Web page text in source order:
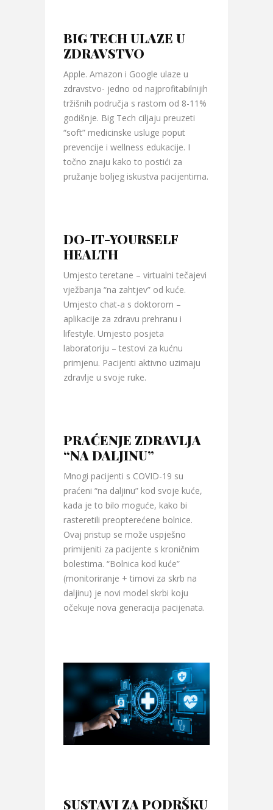
BIG TECH ULAZE U
ZDRAVSTVO
Apple. Amazon i Google ulaze u
zdravstvo- jedno od najprofitabilnijih
tržišnih područja s rastom od 8-11%
godišnje. Big Tech ciljaju preuzeti
“soft” medicinske usluge poput
prevencije i wellness edukacije. I
točno znaju kako to postići za
pružanje boljeg iskustva pacijentima.
DO-IT-YOURSELF
HEALTH
Umjesto teretane – virtualni tečajevi
vježbanja “na zahtjev” od kuće.
Umjesto chat-a s doktorom –
aplikacije za zdravu prehranu i
lifestyle. Umjesto posjeta
laboratoriju – testovi za kućnu
primjenu. Pacijenti aktivno uzimaju
zdravlje u svoje ruke.
PRAĆENJE ZDRAVLJA
“NA DALJINU”
Mnogi pacijenti s COVID-19 su
praćeni “na daljinu” kod svoje kuće,
kada je to bilo moguće, kako bi
rasteretili preopterećene bolnice.
Ovaj pristup se može uspješno
primijeniti za pacijente s kroničnim
bolestima. “Bolnica kod kuće”
(monitoriranje + timovi za skrb na
daljinu) je novi model skrbi koju
očekuje nova generacija pacijenata.
SUSTAVI ZA PODRŠKU